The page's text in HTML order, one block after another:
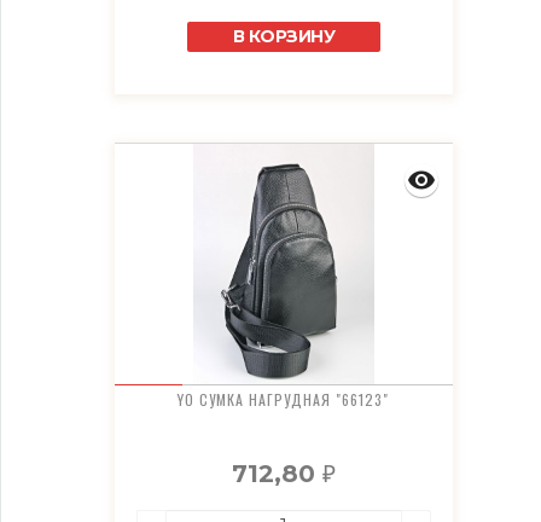
В КОРЗИНУ
YO СУМКА НАГРУДНАЯ "66123"
712,80 ₽